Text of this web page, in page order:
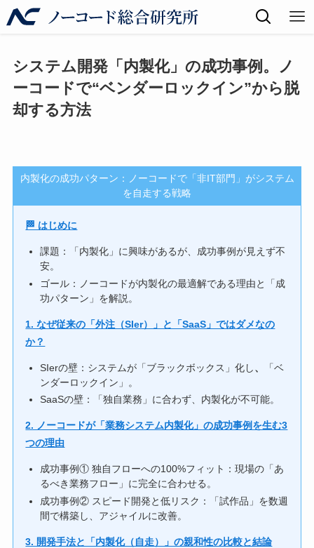
システム開発「内製化」の成功事例。ノ
ーコードで“ベンダーロックイン”から脱
却する方法
内製化の成功パターン：ノーコードで「非IT部門」がシステム
を自走する戦略
🏁 はじめに
課題：「内製化」に興味があるが、成功事例が見えず不
安。
ゴール：ノーコードが内製化の最適解である理由と「成
功パターン」を解説。
1. なぜ従来の「外注（SIer）」と「SaaS」ではダメなの
か？
SIerの壁：システムが「ブラックボックス」化し、
「ベ
ンダーロックイン」。
SaaSの壁：「独自業務」に合わず、内製化が不可能。
2. ノーコードが「業務システム内製化」の成功事例を生む3
つの理由
成功事例① 独自フローへの100%フィット：現場の「あ
るべき業務フロー」に完全に合わせる。
成功事例② スピード開発と低リスク：「試作品」を数週
間で構築し、アジャイルに改善。
3. 開発手法と「内製化（自走）」の親和性の比較と結論